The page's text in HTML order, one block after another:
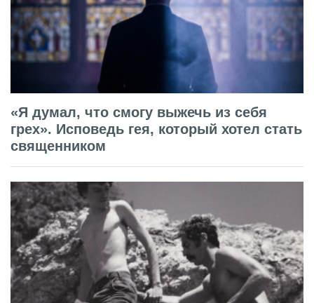
«Я думал, что смогу выжечь из себя
грех». Исповедь гея, который хотел стать
священником